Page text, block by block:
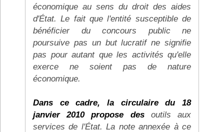
économique au sens du droit des aides
d'État. Le fait que l'entité susceptible de
bénéficier du concours public ne
poursuive pas un but lucratif ne signifie
pas pour autant que les activités qu'elle
exerce ne soient pas de nature
économique.
Dans ce cadre, la circulaire du 18
janvier 2010 propose desoutils aux
services de l'État. La note annexée à ce